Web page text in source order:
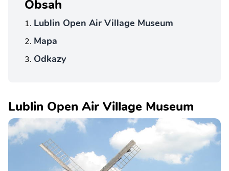
Obsah
Lublin Open Air Village Museum
Mapa
Odkazy
Lublin Open Air Village Museum